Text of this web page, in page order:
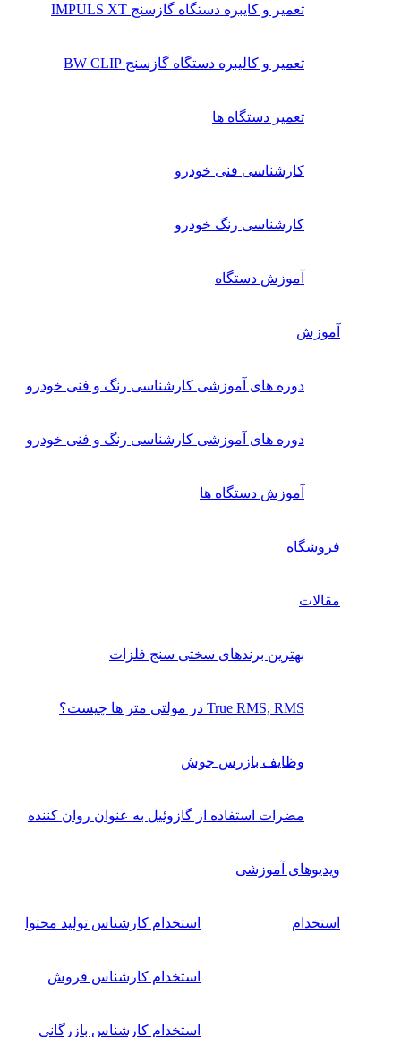
تعمیر و کایبره دستگاه گازسنج IMPULS XT
تعمیر و کالیبره دستگاه گازسنج BW CLIP
تعمیر دستگاه ها
کارشناسی فنی خودرو
کارشناسی رنگ خودرو
آموزش دستگاه
آموزش
دوره های آموزشی کارشناسی رنگ و فنی خودرو
دوره های آموزشی کارشناسی رنگ و فنی خودرو
آموزش دستگاه ها
فروشگاه
مقالات
بهترین برندهای سختی سنج فلزات
True RMS, RMS در مولتی متر ها چیست؟
وظایف بازرس جوش
مضرات استفاده از گازوئیل به عنوان روان کننده
ویدیوهای آموزشی
استخدام استخدام کارشناس تولید محتوا
استخدام کارشناس فروش
استخدام کارشناس بازرگانی